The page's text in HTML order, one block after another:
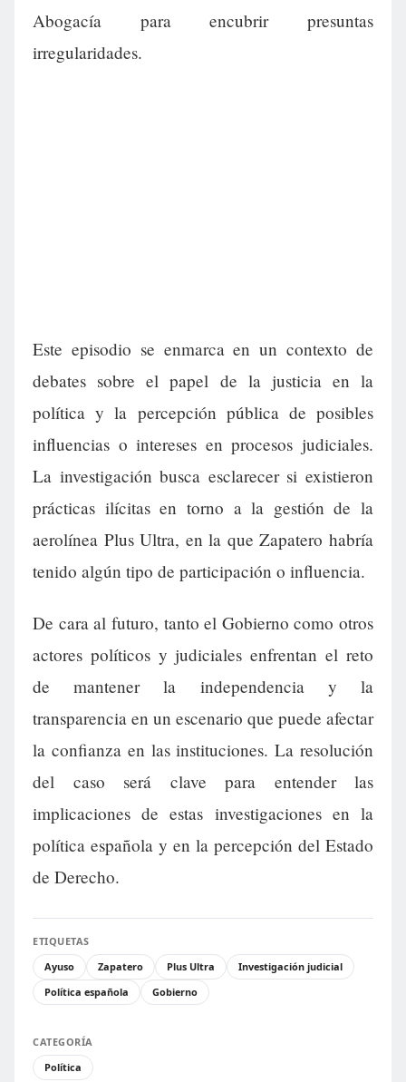
Abogacía para encubrir presuntas
irregularidades.
Este episodio se enmarca en un contexto de
debates sobre el papel de la justicia en la
política y la percepción pública de posibles
influencias o intereses en procesos judiciales.
La investigación busca esclarecer si existieron
prácticas ilícitas en torno a la gestión de la
aerolínea Plus Ultra, en la que Zapatero habría
tenido algún tipo de participación o influencia.
De cara al futuro, tanto el Gobierno como otros
actores políticos y judiciales enfrentan el reto
de mantener la independencia y la
transparencia en un escenario que puede afectar
la confianza en las instituciones. La resolución
del caso será clave para entender las
implicaciones de estas investigaciones en la
política española y en la percepción del Estado
de Derecho.
ETIQUETAS
Ayuso
Zapatero Plus Ultra
Investigación judicial
Política española
Gobierno
CATEGORÍA
Política